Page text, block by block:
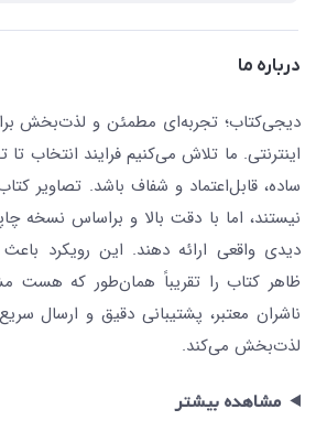
کافه دیجی کتاب
جستجو در سایت
کتابیاب
درباره ما
دیجی‌کتاب؛ تجربه‌ای مطمئن و لذت‌بخش
اینترنتی. ما تلاش می‌کنیم فرایند انتخاب تا
ساده، قابل‌اعتماد و شفاف باشد. تصاویر
نیستند، اما با دقت بالا و براساس نسخه
دیدی واقعی ارائه دهند. این رویکرد
ظاهر کتاب را تقریباً همان‌طور که هست
ناشران معتبر، پشتیبانی دقیق و ارسال
لذت‌بخش می‌کند.
مشاهده بیشتر